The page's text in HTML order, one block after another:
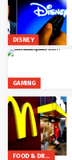
DISNEY
GAMING
FOOD & DRINKS